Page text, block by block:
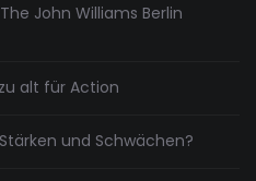
John Williams Berlin
alt für Action
und Schwächen?